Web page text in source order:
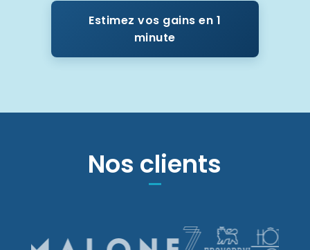
Estimez vos gains en 1
minute
Nos clients